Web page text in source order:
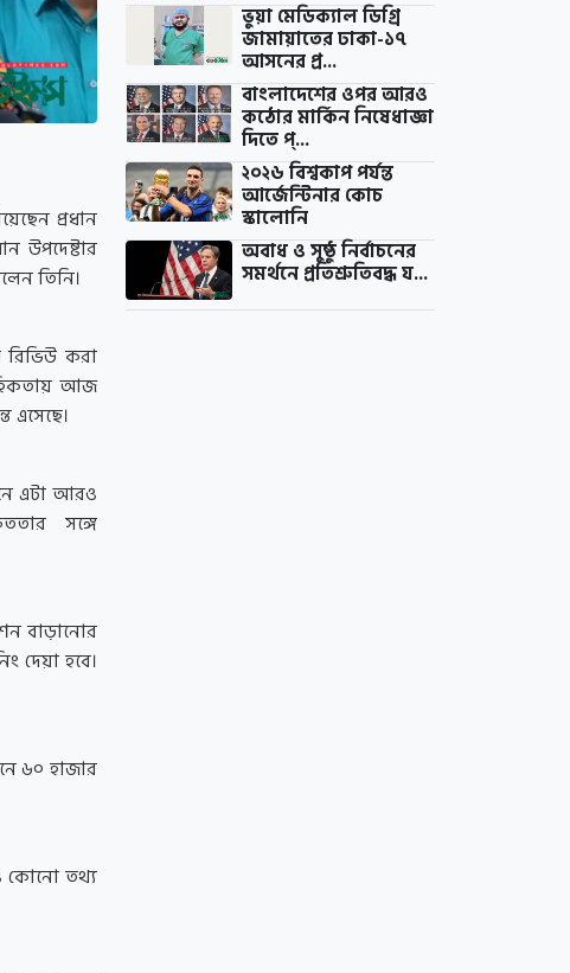
প্রধান
উপদেষ্টার
তিনি।
রিভিউ করা
আজ
এসেছে।
এটা আরও
সঙ্গে
বাড়ানোর
দেয়া হবে।
৬০ হাজার
কোনো তথ্য
ভুয়া মেডিক্যাল ডিগ্রি
জামায়াতের ঢাকা-১৭
আসনের প্র...
বাংলাদেশের ওপর আরও
কঠোর মার্কিন নিষেধাজ্ঞা
দিতে প্...
২০২৬ বিশ্বকাপ পর্যন্ত
আর্জেন্টিনার কোচ
স্কালোনি
অবাধ ও সুষ্ঠু নির্বাচনের
সমর্থনে প্রতিশ্রুতিবদ্ধ য...